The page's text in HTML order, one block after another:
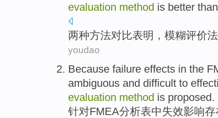
evaluation method is better than
两种方法对比表明 ， 模糊评价法
youdao
Because failure effects in the
ambiguous and difficult to
evaluation method is proposed.
针对FMEA分析表中失效影响存